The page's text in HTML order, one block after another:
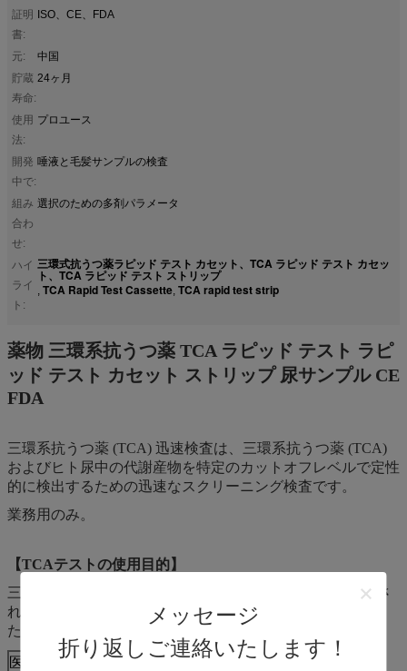
メッセージ
折り返しご連絡いたします！
証明
書:
ISO、CE、FDA
元:
中国
貯蔵
寿命:
24ヶ月
使用
法:
プロユース
開発
中で:
唾液と毛髪サンプルの検査
組み
合わ
せ:
選択のための多剤パラメータ
ハイ
ライ
ト:
三環式抗うつ薬ラピッド テスト カセット、TCA ラピッド テスト カセッ
ト、TCA ラピッド テスト ストリップ
, TCA Rapid Test Cassette, TCA rapid test strip
薬物 三環系抗うつ薬 TCA ラピッド テスト ラピ
ッド テスト カセット ストリップ 尿サンプル CE
FDA
三環系抗うつ薬 (TCA) 迅速検査は、三環系抗うつ薬 (TCA)
およびヒト尿中の代謝産物を特定のカットオフレベルで定性
的に検出するための迅速なスクリーニング検査です。
業務用のみ。
【TCAテストの使用目的】
三環系抗うつ薬 (TCA) ラピッド テストは、下の表に記載さ
れている三環系抗うつ薬 (TCA) の存在を定性的に測定する
ための免疫クロマトグラフィー アッセイです。
医薬品(識別子) 校正器
切り落とす